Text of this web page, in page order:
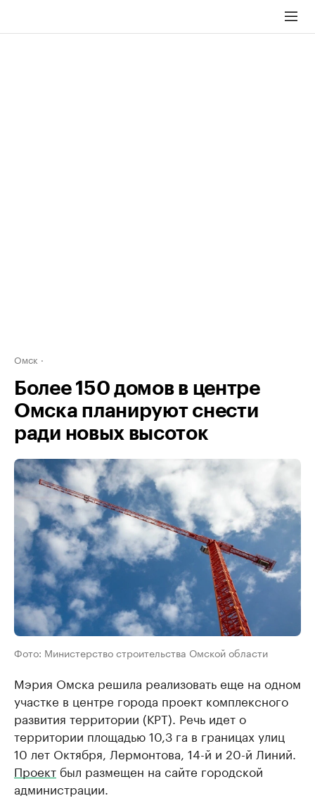
Омск
Более 150 домов в центре
Омска планируют снести
ради новых высоток
Фото: Министерство строительства Омской области
Мэрия Омска решила реализовать еще на одном
участке в центре города проект комплексного
развития территории (КРТ). Речь идет о
территории площадью 10,3 га в границах улиц
10 лет Октября, Лермонтова, 14-й и 20-й Линий.
Проект был размещен на сайте городской
администрации.